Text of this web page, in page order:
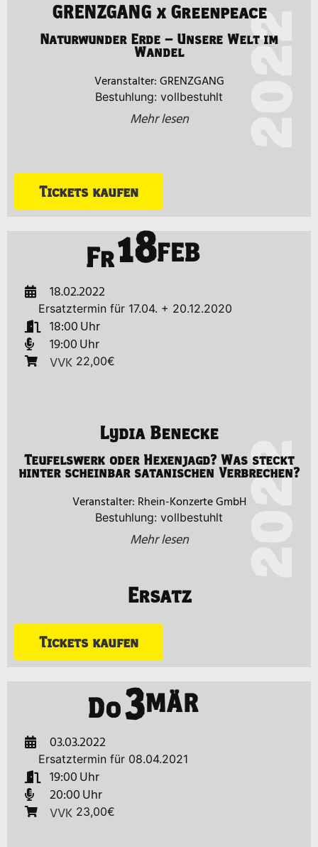
GRENZGANG x Greenpeace
Naturwunder Erde – Unsere Welt im
Wandel
GRENZGANG
Bestuhlung: vollbestuhlt
Mehr lesen
Tickets kaufen
2022
Fr18FEB
18.02.2022
Ersatztermin für 17.04. + 20.12.2020
18:00
19:00
VVK 22,00€
Lydia Benecke
Teufelswerk oder Hexenjagd? Was steckt
hinter scheinbar satanischen Verbrechen?
Rhein-Konzerte GmbH
Bestuhlung: vollbestuhlt
Mehr lesen
Ersatz
Tickets kaufen
2022
Do3MÄR
03.03.2022
Ersatztermin für 08.04.2021
19:00
20:00
VVK 23,00€